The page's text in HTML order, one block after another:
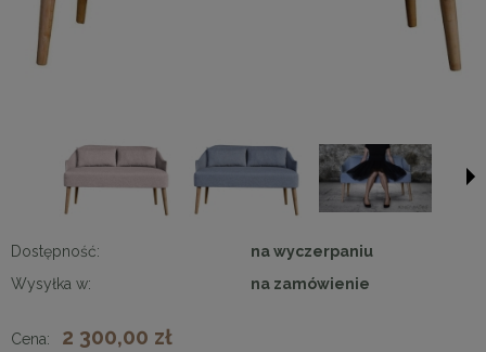
Dostępność:
na wyczerpaniu
Wysyłka w:
na zamówienie
Cena: 2 300,00 zł